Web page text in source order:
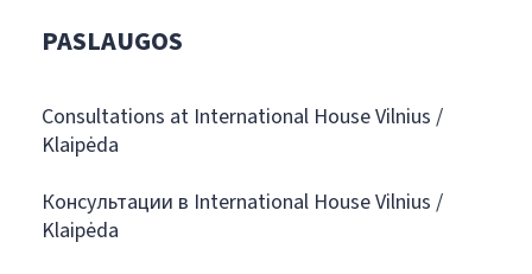
PASLAUGOS
Consultations at International House Vilnius /
Klaipėda
Консультации в International House Vilnius /
Klaipėda